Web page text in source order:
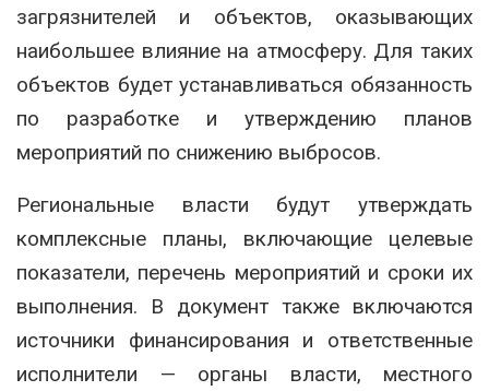
загрязнителей и объектов, оказывающих
наибольшее влияние на атмосферу. Для таких
объектов будет устанавливаться обязанность
по разработке и утверждению планов
мероприятий по снижению выбросов.
Региональные власти будут утверждать
комплексные планы, включающие целевые
показатели, перечень мероприятий и сроки их
выполнения. В документ также включаются
источники финансирования и ответственные
исполнители — органы власти, местного